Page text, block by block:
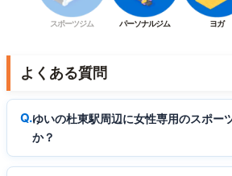
スポーツジム パーソナルジム ヨガ
よくある質問
ゆいの杜東駅周辺に女性専用のスポー
か？